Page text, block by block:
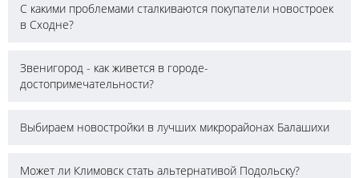
С какими проблемами сталкиваются покупатели новостроек
в Сходне?
Звенигород - как живется в городе-
достопримечательности?
Выбираем новостройки в лучших микрорайонах Балашихи
Может ли Климовск стать альтернативой Подольску?